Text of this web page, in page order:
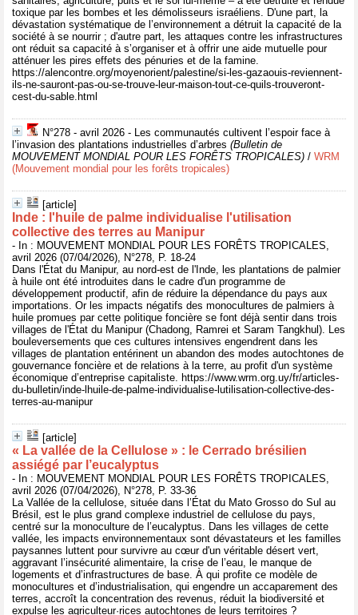
toxique par les bombes et les démolisseurs israéliens. D'une part, la
dévastation systématique de l’environnement a détruit la capacité de la
société à se nourrir ; d'autre part, les attaques contre les infrastructures
ont réduit sa capacité à s’organiser et à offrir une aide mutuelle pour
atténuer les pires effets des pénuries et de la famine.
https://alencontre.org/moyenorient/palestine/si-les-gazaouis-reviennent-
ils-ne-sauront-pas-ou-se-trouve-leur-maison-tout-ce-quils-trouveront-
cest-du-sable.html
N°278 - avril 2026 - Les communautés cultivent l’espoir face à
l’invasion des plantations industrielles d’arbres (Bulletin de
MOUVEMENT MONDIAL POUR LES FORÊTS TROPICALES) / WRM
(Mouvement mondial pour les forêts tropicales)
[article]
Inde : l'huile de palme individualise l'utilisation
collective des terres au Manipur
- In : MOUVEMENT MONDIAL POUR LES FORÊTS TROPICALES,
avril 2026 (07/04/2026), N°278, P. 18-24
Dans l'État du Manipur, au nord-est de l'Inde, les plantations de palmier
à huile ont été introduites dans le cadre d'un programme de
développement productif, afin de réduire la dépendance du pays aux
importations. Or les impacts négatifs des monocultures de palmiers à
huile promues par cette politique foncière se font déjà sentir dans trois
villages de l'État du Manipur (Chadong, Ramrei et Saram Tangkhul). Les
bouleversements que ces cultures intensives engendrent dans les
villages de plantation entérinent un abandon des modes autochtones de
gouvernance foncière et de relations à la terre, au profit d'un système
économique d’entreprise capitaliste. https://www.wrm.org.uy/fr/articles-
du-bulletin/inde-lhuile-de-palme-individualise-lutilisation-collective-des-
terres-au-manipur
[article]
« La vallée de la Cellulose » : le Cerrado brésilien
assiégé par l’eucalyptus
- In : MOUVEMENT MONDIAL POUR LES FORÊTS TROPICALES,
avril 2026 (07/04/2026), N°278, P. 33-36
La Vallée de la cellulose, située dans l’État du Mato Grosso do Sul au
Brésil, est le plus grand complexe industriel de cellulose du pays,
centré sur la monoculture de l’eucalyptus. Dans les villages de cette
vallée, les impacts environnementaux sont dévastateurs et les familles
paysannes luttent pour survivre au cœur d'un véritable désert vert,
aggravant l’insécurité alimentaire, la crise de l’eau, le manque de
logements et d’infrastructures de base. À qui profite ce modèle de
monocultures et d’industrialisation, qui engendre un accaparement des
terres, accroît la concentration des revenus, réduit la biodiversité et
expulse les agriculteur·rices autochtones de leurs territoires ?